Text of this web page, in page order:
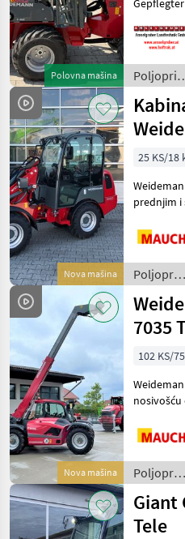
Polovna mašina
Breitreifen
motorni
strojevi /
Nova mašina
25 KS/18
prednjim
100%
diferencijala,
razni
motorni
strojevi /
Nova mašina
7035
102 KS/
nosivošću od
Perkins
težinom
km/h
motorni
strojevi /
Giant
Tele